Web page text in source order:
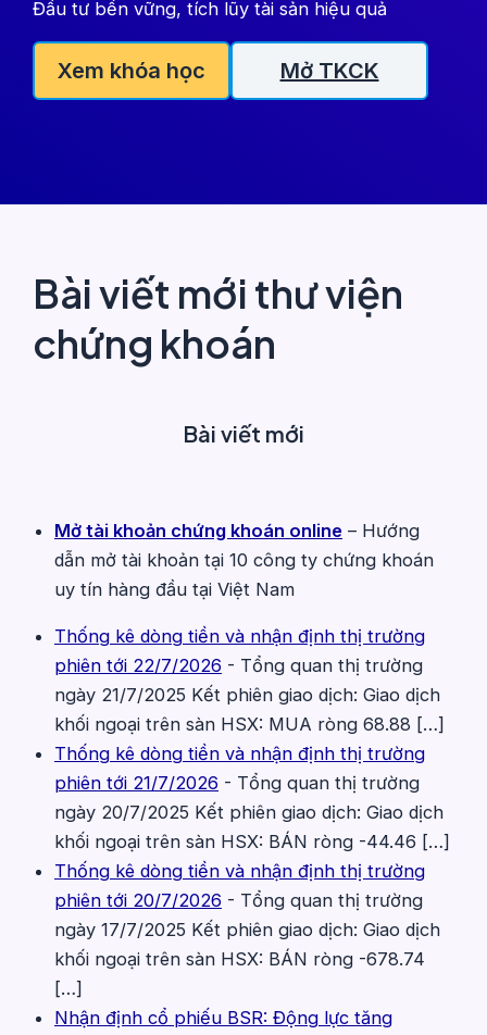
Đầu tư bền vững, tích lũy tài sản hiệu quả
Xem khóa học Mở TKCK
Bài viết mới thư viện
chứng khoán
Bài viết mới
Mở tài khoản chứng khoán online – Hướng
dẫn mở tài khoản tại 10 công ty chứng khoán
uy tín hàng đầu tại Việt Nam
Thống kê dòng tiền và nhận định thị trường
phiên tới 22/7/2026 - Tổng quan thị trường
ngày 21/7/2025 Kết phiên giao dịch: Giao dịch
khối ngoại trên sàn HSX: MUA ròng 68.88 […]
Thống kê dòng tiền và nhận định thị trường
phiên tới 21/7/2026 - Tổng quan thị trường
ngày 20/7/2025 Kết phiên giao dịch: Giao dịch
khối ngoại trên sàn HSX: BÁN ròng -44.46 […]
Thống kê dòng tiền và nhận định thị trường
phiên tới 20/7/2026 - Tổng quan thị trường
ngày 17/7/2025 Kết phiên giao dịch: Giao dịch
khối ngoại trên sàn HSX: BÁN ròng -678.74
[…]
Nhận định cổ phiếu BSR: Động lực tăng